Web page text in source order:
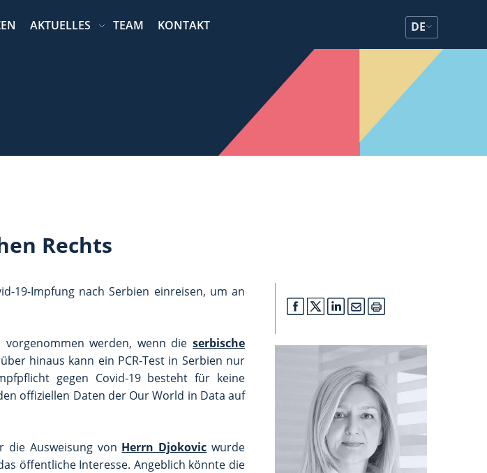
AKTUELLES TEAM KONTAKT DE
Rechts
19-Impfung nach Serbien einreisen, um an
vorgenommen werden, wenn dieserbische
hinaus kann ein PCR-Test in Serbien nur
gegen Covid-19 besteht für keine
offiziellen Daten der Our World in Data auf
die Ausweisung von Herrn Djokovic wurde
öffentliche Interesse. Angeblich könnte die